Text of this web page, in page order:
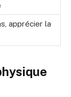
apprécier la